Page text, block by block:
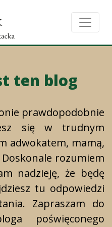
ten blog
prawdopodobnie
się w trudnym
adwokatem, mamą,
rozumiem
nadzieję, że będę
tu odpowiedzi
Zapraszam do
poświęconego